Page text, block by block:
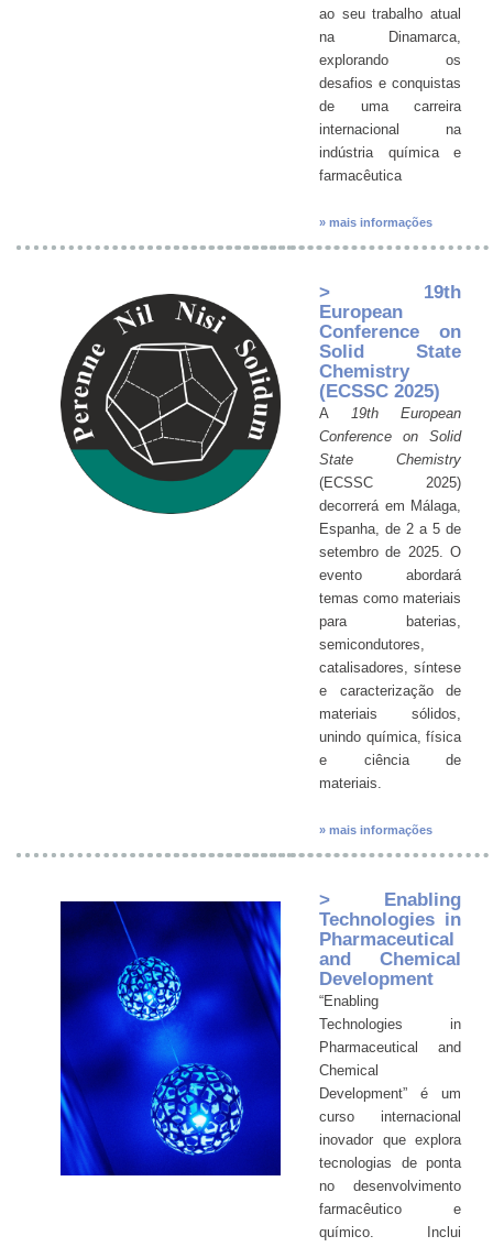
ao seu trabalho atual
na Dinamarca,
explorando os
desafios e conquistas
de uma carreira
internacional na
indústria química e
farmacêutica
» mais informações
> 19th
European
Conference on
Solid State
Chemistry
(ECSSC 2025)
A
19th European
Conference on Solid
State Chemistry
(ECSSC 2025)
decorrerá em Málaga,
Espanha, de 2 a 5 de
setembro de 2025. O
evento abordará
temas como materiais
para baterias,
semicondutores,
catalisadores, síntese
e caracterização de
materiais sólidos,
unindo química, física
e ciência de
materiais.
» mais informações
> Enabling
Technologies in
Pharmaceutical
and Chemical
Development
“Enabling
Technologies in
Pharmaceutical and
Chemical
Development” é um
curso internacional
inovador que explora
tecnologias de ponta
no desenvolvimento
farmacêutico e
químico. Inclui